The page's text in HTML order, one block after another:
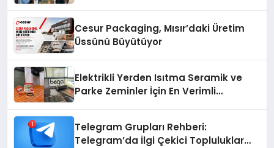
Cesur Packaging, Mısır’daki Üretim
Üssünü Büyütüyor
Elektrikli Yerden Isıtma Seramik ve
Parke Zeminler İçin En Verimli
Telegram Grupları Rehberi:
Telegram’da İlgi Çekici Topluluklar